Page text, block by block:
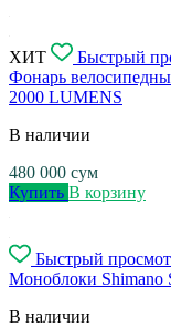
ХИТ
Быстрый
Фонарь
2000 LUMENS
В наличии
480 000 сум
Купить В корзину
Быстрый
Моноблоки
В наличии